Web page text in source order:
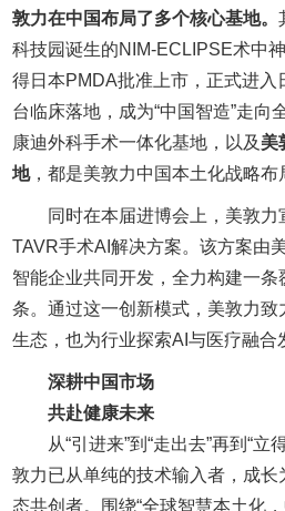
敦力在中国布局了多个核心基地。
科技园诞生的NIM-ECLIPSE术中
得日本PMDA批准上市，正式进入
台临床落地，成为“中国智造”走向
康迪外科手术一体化基地，以及 美
地，都是美敦力中国本土化战略布
同时在本届进博会上，美敦
TAVR手术AI解决方案。该方案由
智能企业共同开发，全力构建一
条。通过这一创新模式，美敦力
生态，也为行业探索AI与医疗融合
深耕中国市场
共赴健康未来
从“引进来”到“走出去”再到“
敦力已从单纯的技术输入者，成
态共创者。围绕“全球智慧本土化